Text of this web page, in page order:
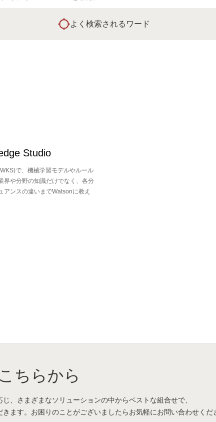
よく検索されるワード
Studio
で、機械学習モデルやルール
界や分野の知識だけでなく、各分
アンスの違いまでWatsonに教え
ちらから
、さまざまなソリューションの中からベストな組合せで、
きます。お困りのことがございましたらお気軽にお問い合わせくだ